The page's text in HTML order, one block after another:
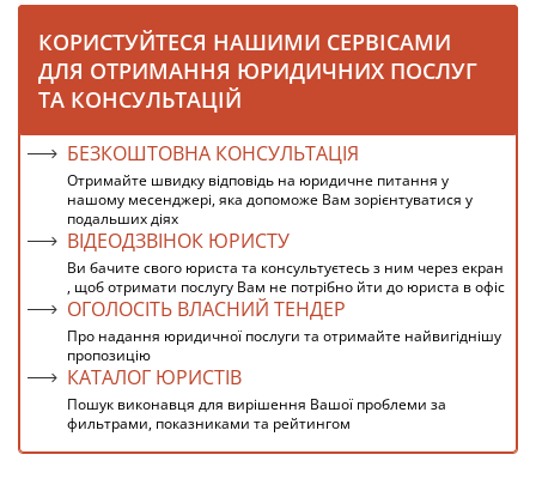
КОРИСТУЙТЕСЯ НАШИМИ СЕРВІСАМИ
ДЛЯ ОТРИМАННЯ ЮРИДИЧНИХ ПОСЛУГ
ТА КОНСУЛЬТАЦІЙ
БЕЗКОШТОВНА КОНСУЛЬТАЦІЯ
Отримайте швидку відповідь на юридичне питання у
нашому месенджері, яка допоможе Вам зорієнтуватися у
подальших діях
ВІДЕОДЗВІНОК ЮРИСТУ
Ви бачите свого юриста та консультуєтесь з ним через екран
, щоб отримати послугу Вам не потрібно йти до юриста в офіс
ОГОЛОСІТЬ ВЛАСНИЙ ТЕНДЕР
Про надання юридичної послуги та отримайте найвигіднішу
пропозицію
КАТАЛОГ ЮРИСТІВ
Пошук виконавця для вирішення Вашої проблеми за
фильтрами, показниками та рейтингом